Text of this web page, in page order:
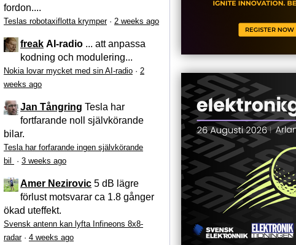
fordon....
Teslas robotaxiflotta krymper· 2 weeks ago
freak AI-radio ... att anpassa
kodning och modulering...
Nokia lovar mycket med sin AI-radio · 2
weeks ago
Jan Tångring Tesla har
fortfarande noll självkörande
bilar.
Tesla har forfarande ingen självkörande
bil
· 3 weeks ago
Amer Nezirovic 5 dB lägre
förlust motsvarar ca 1.8 gånger
ökad uteffekt.
Svensk antenn kan lyfta Infineons 8x8-
radar· 4 weeks ago